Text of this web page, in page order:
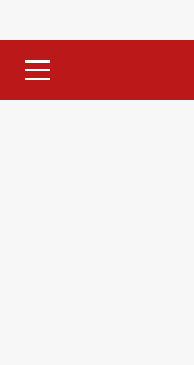
Menu